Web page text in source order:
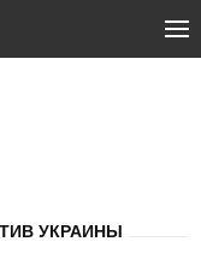
УКРАИНЫ